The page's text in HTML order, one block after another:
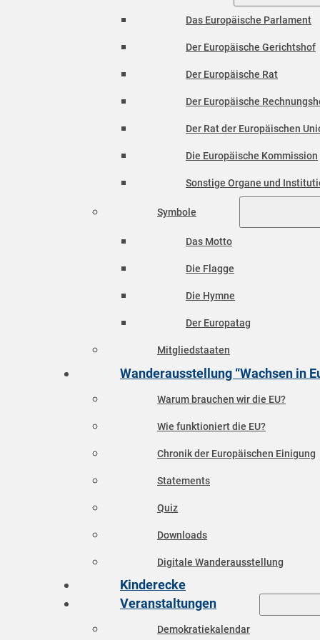
Das Europäische Parlament
Der Europäische Gerichtshof
Der Europäische Rat
Der Europäische
Der Rat der Europäischen
Die Europäische Kommission
Sonstige Organe und
Symbole
Das Motto
Die Flagge
Die Hymne
Der Europatag
Mitgliedstaaten
Wanderausstellung “Wachsen in
Warum brauchen wir die EU?
Wie funktioniert die EU?
Chronik der Europäischen Einigung
Statements
Quiz
Downloads
Digitale Wanderausstellung
Kinderecke
Veranstaltungen
Demokratiekalendar